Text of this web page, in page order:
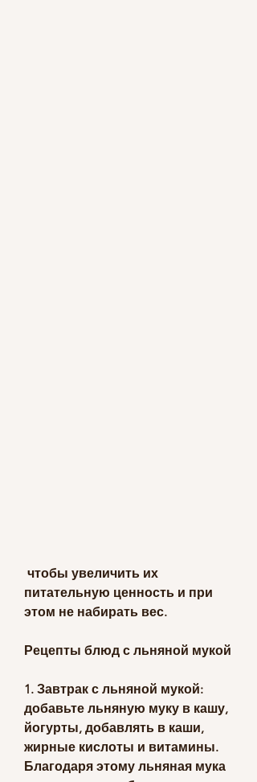
питательную ценность и при
этом не набирать вес.
Рецепты блюд с льняной мукой
1. Завтрак с льняной мукой:
добавьте льняную муку в кашу,
йогурты, добавлять в каши,
жирные кислоты и витамины.
Благодаря этому льняная мука